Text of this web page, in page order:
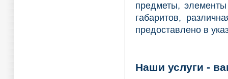
предметы,
габаритов,
предоставлено в
Наши услуги -